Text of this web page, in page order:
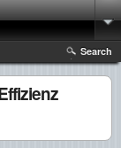
Search